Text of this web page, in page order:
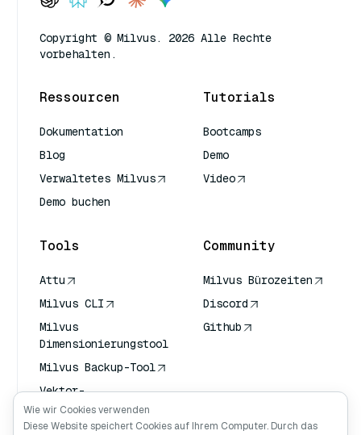
Copyright © Milvus. 2026 Alle Rechte
vorbehalten.
Ressourcen
Dokumentation
Blog
Verwaltetes Milvus
Demo buchen
Tutorials
Bootcamps
Demo
Video
Tools
Attu
Milvus CLI
Milvus
Dimensionierungstool
Milvus Backup-Tool
Vektor-
Transportdienst
(VTS)
Community
Milvus Bürozeiten
Discord
Github
Wie wir Cookies verwenden
Diese Website speichert Cookies auf Ihrem Computer. Durch das